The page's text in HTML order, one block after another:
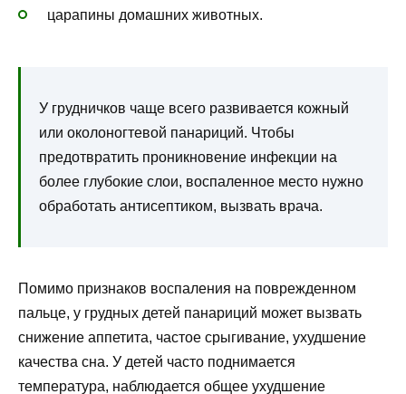
царапины домашних животных.
У грудничков чаще всего развивается кожный
или околоногтевой панариций. Чтобы
предотвратить проникновение инфекции на
более глубокие слои, воспаленное место нужно
обработать антисептиком, вызвать врача.
Помимо признаков воспаления на поврежденном
пальце, у грудных детей панариций может вызвать
снижение аппетита, частое срыгивание, ухудшение
качества сна. У детей часто поднимается
температура, наблюдается общее ухудшение